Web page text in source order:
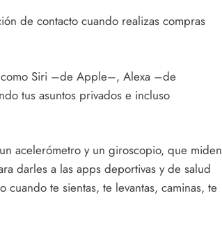
de contacto cuando realizas compras
como Siri –de Apple–, Alexa –de
tus asuntos privados e incluso
acelerómetro y un giroscopio, que miden
darles a las apps deportivas y de salud
te sientas, te levantas, caminas, te